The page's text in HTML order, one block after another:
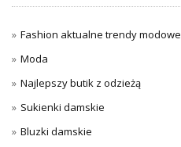
Fashion aktualne trendy modowe
Moda
Najlepszy butik z odzieżą
Sukienki damskie
Bluzki damskie